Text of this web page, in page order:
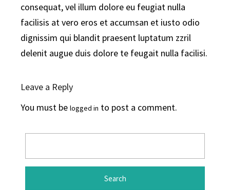
consequat, vel illum dolore eu feugiat nulla
facilisis at vero eros et accumsan et iusto odio
dignissim qui blandit praesent luptatum zzril
delenit augue duis dolore te feugait nulla facilisi.
Leave a Reply
You must be logged in to post a comment.